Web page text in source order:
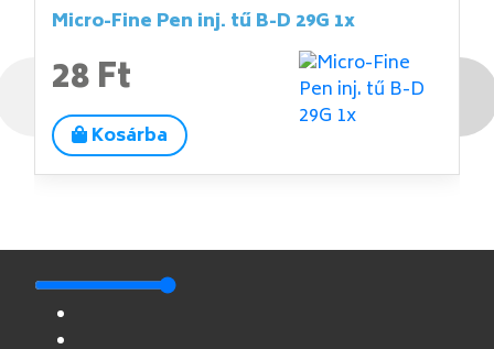
Micro-Fine Pen inj. tű B-D 29G 1x
28 Ft
Kosárba